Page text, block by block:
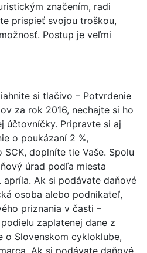
značením, radi
prispieť svojou troškou,
Postup je veľmi
si tlačivo – Potvrdenie
za rok 2016, nechajte si ho
účtovníčky. Pripravte si aj
o poukázaní 2 %,
doplníte tie Vaše. Spolu
úrad podľa miesta
Ak si podávate daňové
osoba alebo podnikateľ,
priznania v časti –
zaplatenej dane z
o Slovenskom cykloklube,
Ak si podávate daňové